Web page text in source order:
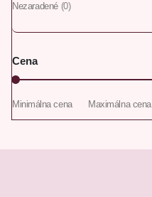
Nezaradené (0)
Cena
Minimálna cena Maximálna cena